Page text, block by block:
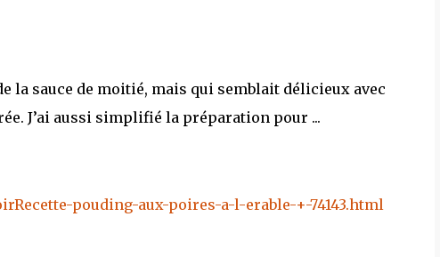
la sauce de moitié, mais qui semblait délicieux avec
J’ai aussi simplifié la préparation pour ...
pouding-aux-poires-a-l-erable-+-74143.html